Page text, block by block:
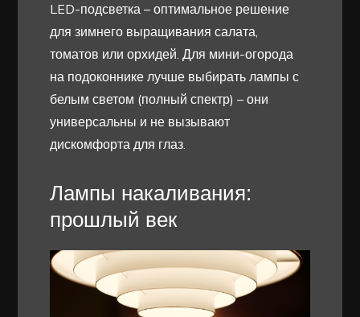
LED-подсветка – оптимальное решение
для зимнего выращивания салата,
томатов или орхидей. Для мини-огорода
на подоконнике лучше выбирать лампы с
белым светом (полный спектр) – они
универсальны и не вызывают
дискомфорта для глаз.
Лампы накаливания:
прошлый век